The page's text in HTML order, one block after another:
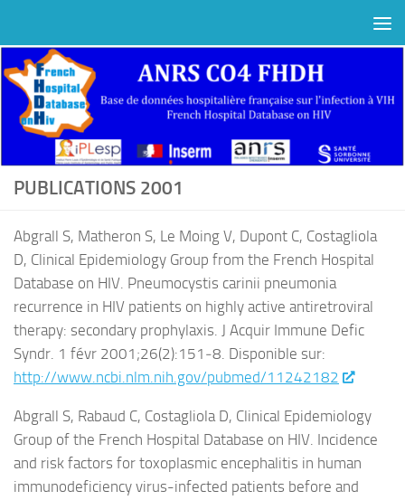
PUBLICATIONS 2001
Abgrall S, Matheron S, Le Moing V, Dupont C, Costagliola
D, Clinical Epidemiology Group from the French Hospital
Database on HIV. Pneumocystis carinii pneumonia
recurrence in HIV patients on highly active antiretroviral
therapy: secondary prophylaxis. J Acquir Immune Defic
Syndr. 1 févr 2001;26(2):151‑8. Disponible sur:
http://www.ncbi.nlm.nih.gov/pubmed/11242182
Abgrall S, Rabaud C, Costagliola D, Clinical Epidemiology
Group of the French Hospital Database on HIV. Incidence
and risk factors for toxoplasmic encephalitis in human
immunodeficiency virus-infected patients before and